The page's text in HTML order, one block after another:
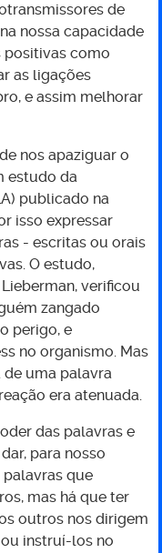
de
nossa capacidade
positivas como
as ligações
e assim melhorar
nos apaziguar o
estudo da
publicado na
isso expressar
- escritas ou orais
O estudo,
verificou
zangado
perigo, e
no organismo. Mas
de uma palavra
era atenuada.
das palavras e
para nosso
palavras que
mas há que ter
outros nos dirigem
instruí-los no